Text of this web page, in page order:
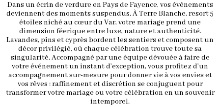
Dans un écrin de verdure en Pays de Fayence, vos événements
deviennent des moments suspendus. À Terre Blanche, resort 5
étoiles niché au cœur du Var, votre mariage prend une
dimension féerique entre luxe, nature et authenticité.
Lavandes, pins et cyprès bordent les sentiers et composent un
décor privilégié, où chaque célébration trouve toute sa
singularité. Accompagné par une équipe dévouée à faire de
votre événement un instant d’exception, vous profitez d’un
accompagnement sur-mesure pour donner vie à vos envies et
vos rêves : raffinement et discrétion se conjuguent pour
transformer votre mariage ou votre célébration en un souvenir
intemporel.